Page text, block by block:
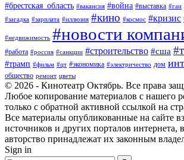
#брестская_область #вакансия #война #выставка #гаи
#загадка #зарплата #иллюзия #кино #космос #кризис
#недвижимость #новости
#работа #россия #санкции #строительство #сша
#трамп #фильм #цт #экономика #электричество дом
общество ремонт цветы
© 2026 - Кинотеатр Октябрь. Все права
Любое копирование материалов с нашего
только с обратной активной ссылкой на
Все материалы опубликованные на сайте
источников и других порталов интернета,
авторство принадлежат их законным
Sign in